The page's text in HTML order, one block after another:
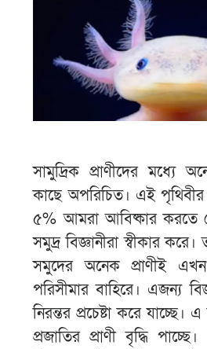
সামুদ্রিক প্রাণীদের মধ্যে
কাছে অপরিচিত। এই পৃথিবীর
৫% আমরা আবিষ্কার করতে
সমুদ্র বিজ্ঞানীরা স্বীকার
সমুদের অনেক প্রাণীই
পরিসীমার বাহিরে। এজন্য
নিরন্তর প্রচেষ্টা করে
প্রজাতির প্রাণী বৃদ্ধি